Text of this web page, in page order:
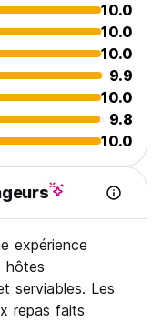
10.0
10.0
10.0
9.9
10.0
9.8
10.0
expérience
hôtes
serviables. Les
repas faits